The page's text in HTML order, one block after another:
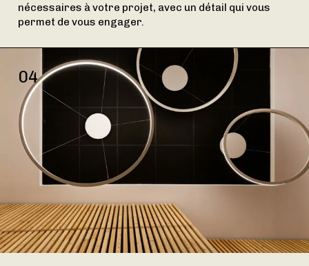
nécessaires à votre projet, avec un détail qui vous
permet de vous engager.
04